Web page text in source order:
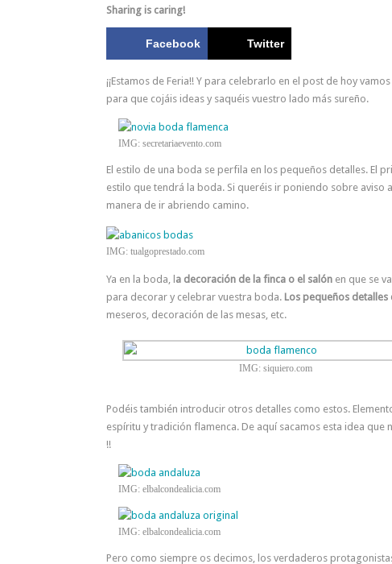
Sharing is caring!
Facebook Twitter
¡¡Estamos de Feria!! Y para celebrarlo en el post de hoy
para que cojáis ideas y saquéis vuestro lado más sureño.
IMG: secretariaevento.com
El estilo de una boda se perfila en los pequeños detalles. El
estilo que tendrá la boda. Si queréis ir poniendo sobre aviso
manera de ir abriendo camino.
IMG: tualgoprestado.com
Ya en la boda, l a decoración de la finca o el salón en que se
para decorar y celebrar vuestra boda. Los pequeños detalles
meseros, decoración de las mesas, etc.
IMG: siquiero.com
Podéis también introducir otros detalles como estos.
espíritu y tradición flamenca. De aquí sacamos esta idea que
!!
IMG: elbalcondealicia.com
IMG: elbalcondealicia.com
Pero como siempre os decimos, los verdaderos